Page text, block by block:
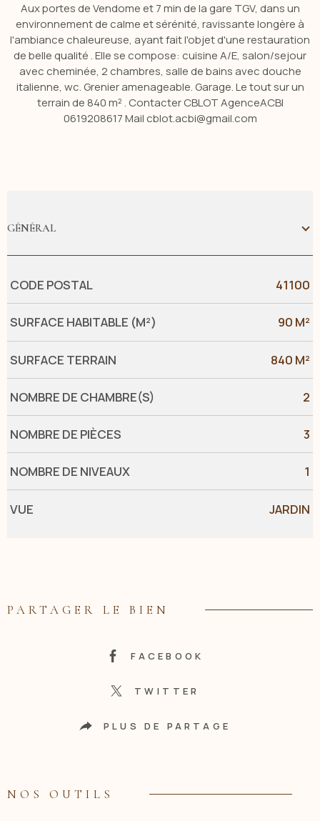
Aux portes de Vendome et 7 min de la gare TGV, dans un
environnement de calme et sérénité, ravissante longère à
l'ambiance chaleureuse, ayant fait l'objet d'une restauration
de belle qualité . Elle se compose: cuisine A/E, salon/sejour
avec cheminée, 2 chambres, salle de bains avec douche
italienne, wc. Grenier amenageable. Garage. Le tout sur un
terrain de 840 m² . Contacter CBLOT AgenceACBI
0619208617 Mail cblot.acbi@gmail.com
GÉNÉRAL
Caractérisque Valeurs
CODE POSTAL 41100
SURFACE HABITABLE (M²) 90 M²
SURFACE TERRAIN 840 M²
NOMBRE DE CHAMBRE(S) 2
NOMBRE DE PIÈCES 3
NOMBRE DE NIVEAUX 1
VUE JARDIN
PARTAGER LE BIEN
FACEBOOK
TWITTER
PLUS DE PARTAGE
NOS OUTILS